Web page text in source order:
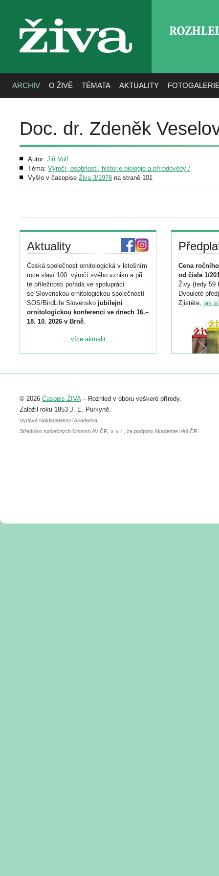
živa
ARCHIV O ŽIVĚ TÉMATA AKTUALITY
Doc. dr. Zdeněk
Autor: Jiří Volf
Téma: Výročí, osobnosti, historie biologie a přírodovědy /
Vyšlo v časopise Živa 3/1978 na straně 101
Aktuality
Česká společnost ornitologická v letošním
roce slaví 100. výročí svého vzniku a při
té příležitosti pořádá ve spolupráci
se Slovenskou ornitologickou společností
SOS/BirdLife Slovensko jubilejní
ornitologickou konferenci ve dnech 16.–
18. 10. 2026 v Brně.
Podrobnější informace ke konferenci
Registrovat se můžete do 6. září.
abstraktu přihlášené přednášky nebo
posteru je už 30. června.
... více aktualit ...
Cena
od čísla 1/
Živy (tedy 59
Dvouleté
Zjistěte, jak
© 2026 Časopis ŽIVA– Rozhled v oboru veškeré přírody.
Založil roku 1853 J. E. Purkyně.
Vydává Nakladatelství Academia,
Středisko společných činností AV ČR, v. v. i., za podpory Akademie věd ČR.